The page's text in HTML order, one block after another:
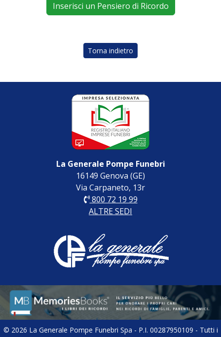
Inserisci un Pensiero di Ricordo
Torna indietro
La Generale Pompe Funebri
16149 Genova (GE)
Via Carpaneto, 13r
800 72 19 99
ALTRE SEDI
© 2026 La Generale Pompe Funebri Spa - P.I. 00287950109 - Tutti i